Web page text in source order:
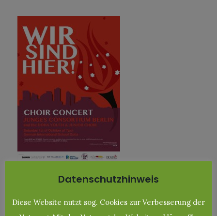
Datenschutzhinweis
Diese Website nutzt sog. Cookies zur Verbesserung der